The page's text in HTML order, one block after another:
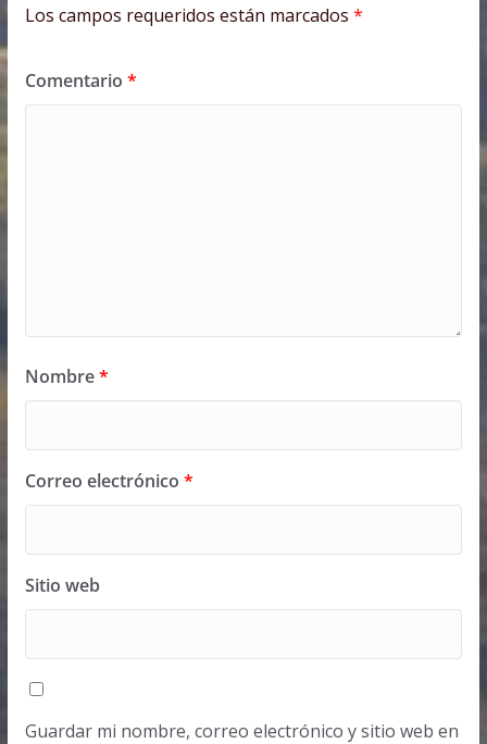
Los campos requeridos están marcados *
Comentario *
Nombre*
Correo electrónico *
Sitio web
Guardar mi nombre, correo electrónico y sitio web en